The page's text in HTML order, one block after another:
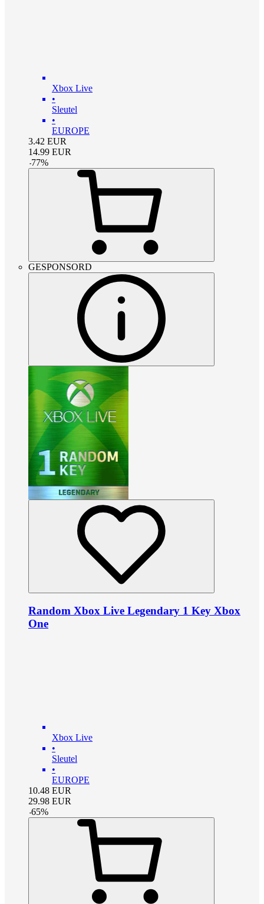
Xbox Live
•
Sleutel
•
EUROPE
3.42 EUR
14.99 EUR
-77%
GESPONSORD
Random Xbox Live Legendary 1 Key Xbox
One
Xbox Live
•
Sleutel
•
EUROPE
10.48 EUR
29.98 EUR
-65%